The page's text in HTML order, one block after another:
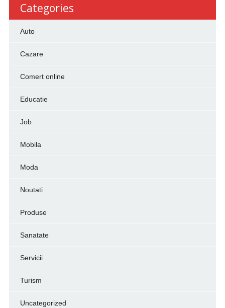
Categories
Auto
Cazare
Comert online
Educatie
Job
Mobila
Moda
Noutati
Produse
Sanatate
Servicii
Turism
Uncategorized